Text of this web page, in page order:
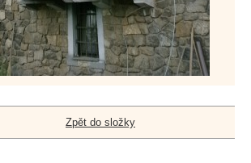
Zpět do složky